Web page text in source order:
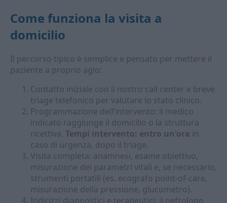
Come funziona la visita a
domicilio
Il percorso tipico è semplice e pensato per mettere il
paziente a proprio agio:
Contatto iniziale con il nostro call center e breve
triage telefonico per valutare lo stato clinico.
Programmazione dell’intervento: il medico
indicato raggiunge il domicilio o la struttura
ricettiva. Tempi intervento: entro un'ora in
caso di urgenza, dopo il triage.
Visita completa: anamnesi, esame obiettivo,
misurazione dei parametri vitali e, se necessario,
strumenti portatili (es. ecografo point-of-care,
misurazione della pressione, glucometro).
Indirizzi diagnostici e terapeutici: il nefrologo